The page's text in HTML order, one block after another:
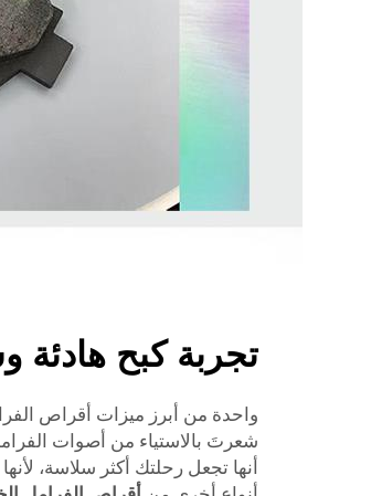
تجربة كبح
واحدة من أبرز ميزات أقراص
شعرتَ بالاستياء من أصوات
أنها تجعل رحلتك أكثر سلاسة،